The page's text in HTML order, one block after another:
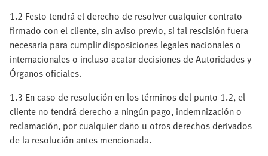
1.2 Festo tendrá el derecho de resolver cualquier contrato
firmado con el cliente, sin aviso previo, si tal rescisión fuera
necesaria para cumplir disposiciones legales nacionales o
internacionales o incluso acatar decisiones de Autoridades y
Órganos oficiales.
1.3 En caso de resolución en los términos del punto 1.2, el
cliente no tendrá derecho a ningún pago, indemnización o
reclamación, por cualquier daño u otros derechos derivados
de la resolución antes mencionada.